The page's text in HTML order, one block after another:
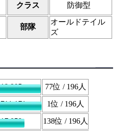
クラス 防御型
部隊
オールドテイル
ズ
19,905 77位 / 196人
711,171 1位 / 196人
17,059 138位 / 196人